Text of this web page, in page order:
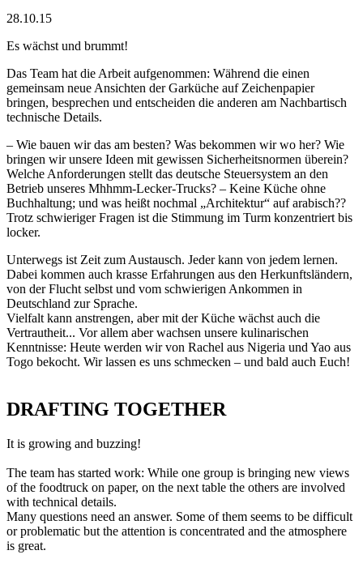
28.10.15
Es wächst und brummt!
Das Team hat die Arbeit aufgenommen: Während die einen
gemeinsam neue Ansichten der Garküche auf Zeichenpapier
bringen, besprechen und entscheiden die anderen am Nachbartisch
technische Details.
– Wie bauen wir das am besten? Was bekommen wir wo her? Wie
bringen wir unsere Ideen mit gewissen Sicherheitsnormen überein?
Welche Anforderungen stellt das deutsche Steuersystem an den
Betrieb unseres Mhhmm-Lecker-Trucks? – Keine Küche ohne
Buchhaltung; und was heißt nochmal „Architektur“ auf arabisch??
Trotz schwieriger Fragen ist die Stimmung im Turm konzentriert bis
locker.
Unterwegs ist Zeit zum Austausch. Jeder kann von jedem lernen.
Dabei kommen auch krasse Erfahrungen aus den Herkunftsländern,
von der Flucht selbst und vom schwierigen Ankommen in
Deutschland zur Sprache.
Vielfalt kann anstrengen, aber mit der Küche wächst auch die
Vertrautheit... Vor allem aber wachsen unsere kulinarischen
Kenntnisse: Heute werden wir von Rachel aus Nigeria und Yao aus
Togo bekocht. Wir lassen es uns schmecken – und bald auch Euch!
DRAFTING TOGETHER
It is growing and buzzing!
The team has started work: While one group is bringing new views
of the foodtruck on paper, on the next table the others are involved
with technical details.
Many questions need an answer. Some of them seems to be difficult
or problematic but the attention is concentrated and the atmosphere
is great.